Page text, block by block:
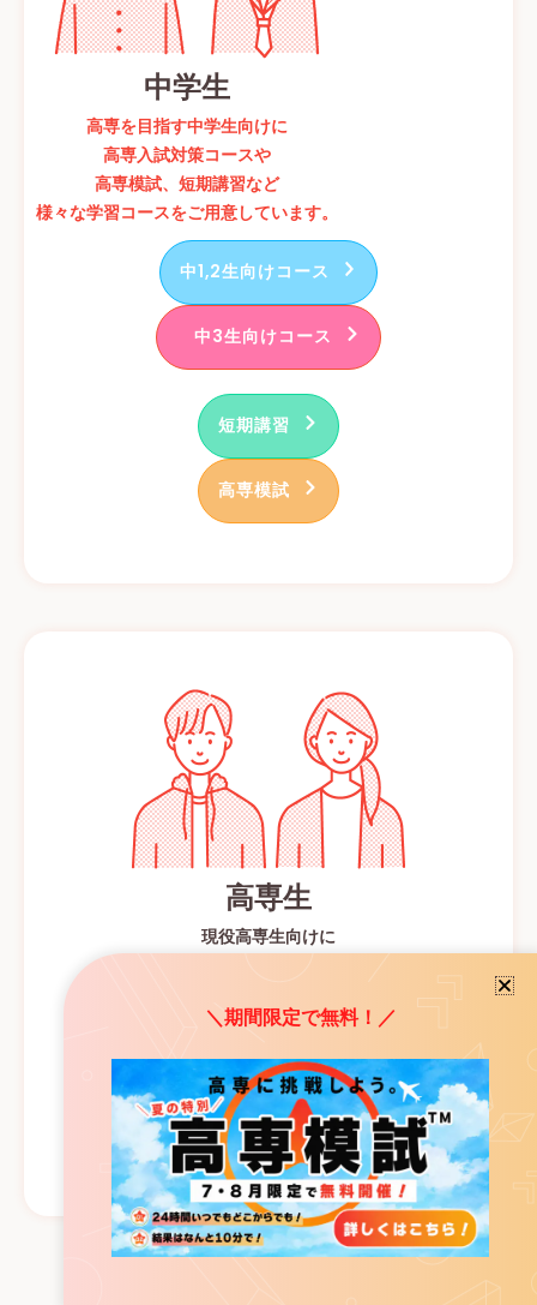
中学生
高専を目指す中学生向けに
高専入試対策コースや
高専模試、短期講習など
様々な学習コースをご用意しています。
中1,2生向けコース
中3生向けコース
短期講習
高専模試
高専生
現役高専生向けに
様々な学習コースをご用意しています。
高専定期試験対策コース
大学編入試験対策コース
＼期間限定で無料！／